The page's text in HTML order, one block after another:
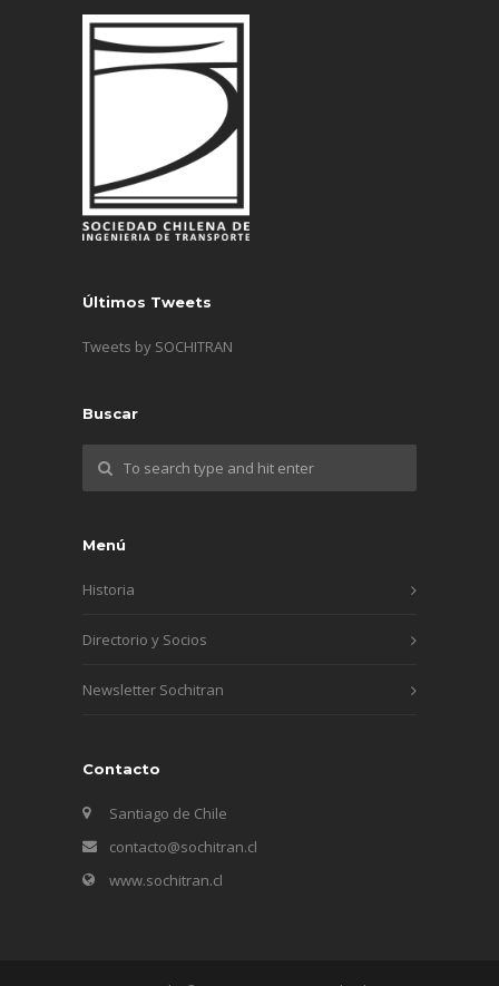
Últimos Tweets
Tweets by SOCHITRAN
Buscar
Menú
Historia
Directorio y Socios
Newsletter Sochitran
Contacto
Santiago de Chile
contacto@sochitran.cl
www.sochitran.cl